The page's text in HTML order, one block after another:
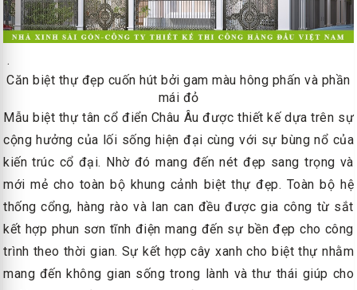
.
Căn biệt thự đẹp cuốn hút bởi gam màu hông phấn và phần
mái đỏ
Mẫu biệt thự tân cổ điển Châu Âu được thiết kế dựa trên sự
cộng hưởng của lối sống hiện đại cùng với sự bùng nổ của
kiến trúc cổ đại. Nhờ đó mang đến nét đẹp sang trọng và
mới mẻ cho toàn bộ khung cảnh biệt thự đẹp. Toàn bộ hệ
thống cổng, hàng rào và lan can đều được gia công từ sắt
kết hợp phun sơn tĩnh điện mang đến sự bền đẹp cho công
trình theo thời gian. Sự kết hợp cây xanh cho biệt thự nhằm
mang đến không gian sống trong lành và thư thái giúp cho